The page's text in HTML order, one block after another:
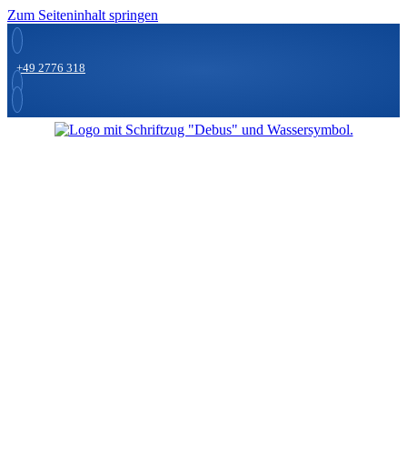
Zum Seiteninhalt springen
+49 2776 318